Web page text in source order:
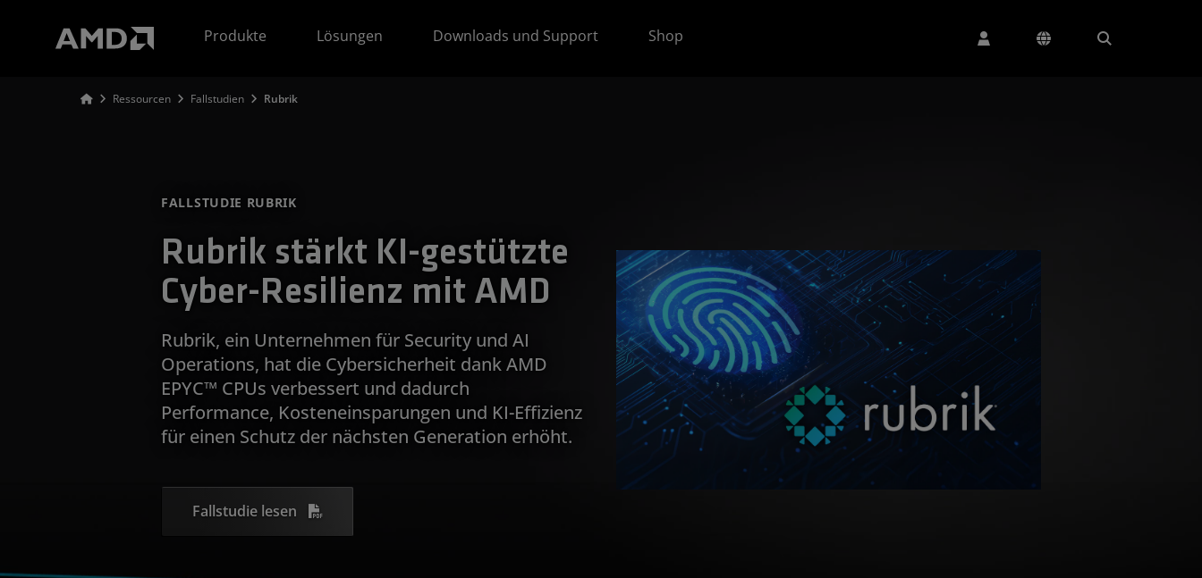
Produkte
Lösungen Downloads und Support Shop
Ressourcen Fallstudien Rubrik
FALLSTUDIE RUBRIK
Rubrik stärkt KI-gestützte
Cyber-Resilienz mit AMD
Rubrik, ein Unternehmen für Security und AI
Operations, hat die Cybersicherheit dank AMD
EPYC™ CPUs verbessert und dadurch
Performance, Kosteneinsparungen und KI-Effizienz
für einen Schutz der nächsten Generation erhöht.
Fallstudie lesen